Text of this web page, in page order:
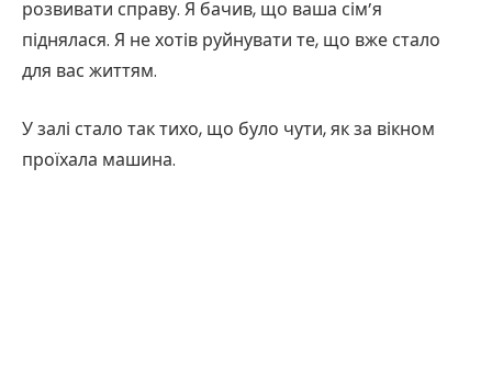
розвивати справу. Я бачив, що ваша сім’я
піднялася. Я не хотів руйнувати те, що вже стало
для вас життям.
У залі стало так тихо, що було чути, як за вікном
проїхала машина.